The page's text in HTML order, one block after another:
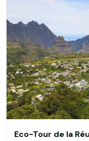
Eco-Tour de la